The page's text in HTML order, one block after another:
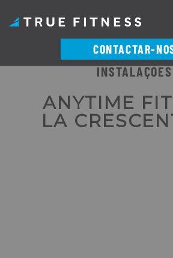
conteúdo
CONTACTAR-
INSTALAÇÕES
ANYTIME
LA